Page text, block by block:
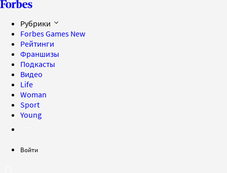
Рубрики
Forbes Games New
Рейтинги
Франшизы
Подкасты
Видео
Life
Woman
Sport
Young
Войти